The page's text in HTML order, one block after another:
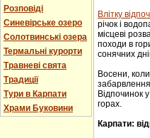
Розповіді
Синевірське озеро
Солотвинські озера
Термальні курорти
Травневі свята
Традиції
Тури в Карпати
Храми Буковини
Влітку
річок і
місцеві
походи в
сонячних
Восени,
Відпочинок
горах.
Карпати: